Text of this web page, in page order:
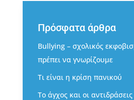
Πρόσφατα άρθρα
Bullying – σχολικός
πρέπει να γνωρίζουμε
Τι είναι η κρίση πανικού
Το άγχος και οι